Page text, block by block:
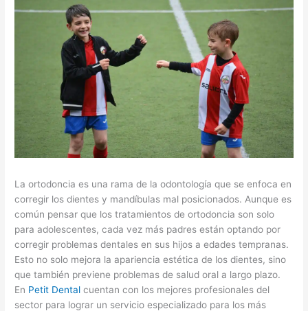
La ortodoncia es una rama de la odontología que se enfoca en
corregir los dientes y mandíbulas mal posicionados. Aunque es
común pensar que los tratamientos de ortodoncia son solo
para adolescentes, cada vez más padres están optando por
corregir problemas dentales en sus hijos a edades tempranas.
Esto no solo mejora la apariencia estética de los dientes, sino
que también previene problemas de salud oral a largo plazo.
En Petit Dentalcuentan con los mejores profesionales del
sector para lograr un servicio especializado para los más